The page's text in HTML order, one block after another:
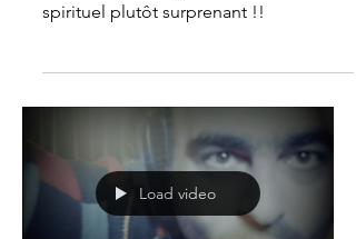
spirituel plutôt surprenant !!
Load video